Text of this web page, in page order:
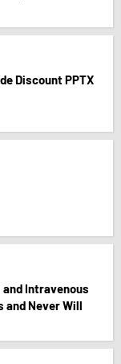
Discount PPTX
Intravenous
and Never Will